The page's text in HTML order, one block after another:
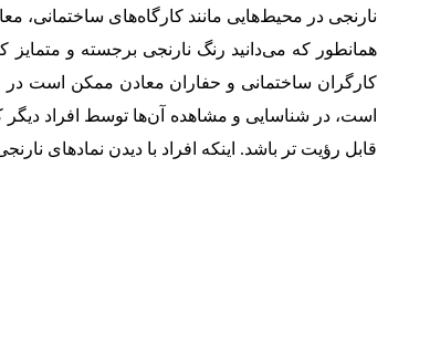
نارنجی در محیط‌هایی مانند کارگاه‌های ساختمانی،
همانطور که می‌دانید رنگ نارنجی برجسته و
کارگران ساختمانی و حفاران معادن ممکن است در
است، در شناسایی و مشاهده آن‌ها توسط افراد
قابل رؤیت تر باشد. اینکه افراد با دیدن نمادهای